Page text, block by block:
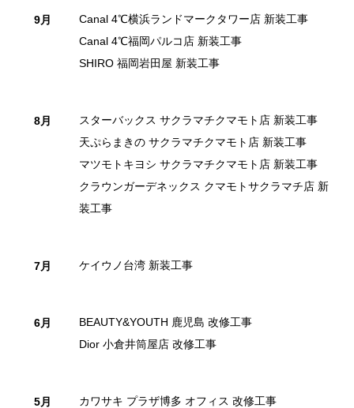
9月
Canal 4℃横浜ランドマークタワー店 新装工事
Canal 4℃福岡パルコ店 新装工事
SHIRO 福岡岩田屋 新装工事
8月
スターバックス サクラマチクマモト店 新装工事
天ぷらまきの サクラマチクマモト店 新装工事
マツモトキヨシ サクラマチクマモト店 新装工事
クラウンガーデネックス クマモトサクラマチ店 新
装工事
7月 ケイウノ台湾 新装工事
6月
BEAUTY&YOUTH 鹿児島 改修工事
Dior 小倉井筒屋店 改修工事
5月 カワサキ プラザ博多 オフィス 改修工事